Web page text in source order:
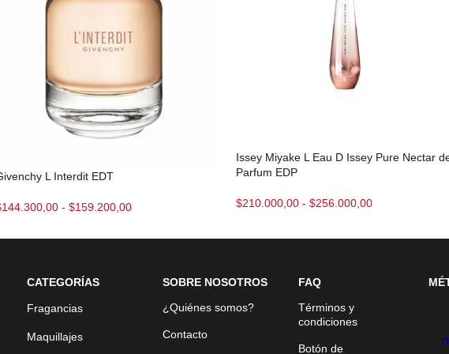
L Interdit EDT
144.300,00 - $159.200,00
Issey Miyake L Eau D Issey Pure Nectar
Parfum EDP
$210.000,00 - $256.000,00
CATEGORÍAS
Fragancias
Maquillajes
SOBRE NOSOTROS
¿Quiénes somos?
Contacto
FAQ
Términos y
condiciones
Botón de